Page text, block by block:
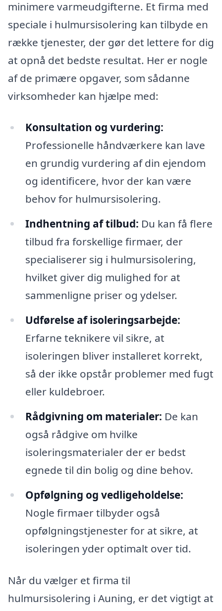
minimere varmeudgifterne. Et firma med
speciale i hulmursisolering kan tilbyde en
række tjenester, der gør det lettere for dig
at opnå det bedste resultat. Her er nogle
af de primære opgaver, som sådanne
virksomheder kan hjælpe med:
Konsultation og vurdering:
Professionelle håndværkere kan lave
en grundig vurdering af din ejendom
og identificere, hvor der kan være
behov for hulmursisolering.
Indhentning af tilbud: Du kan få flere
tilbud fra forskellige firmaer, der
specialiserer sig i hulmursisolering,
hvilket giver dig mulighed for at
sammenligne priser og ydelser.
Udførelse af isoleringsarbejde:
Erfarne teknikere vil sikre, at
isoleringen bliver installeret korrekt,
så der ikke opstår problemer med fugt
eller kuldebroer.
Rådgivning om materialer: De kan
også rådgive om hvilke
isoleringsmaterialer der er bedst
egnede til din bolig og dine behov.
Opfølgning og vedligeholdelse:
Nogle firmaer tilbyder også
opfølgningstjenester for at sikre, at
isoleringen yder optimalt over tid.
Når du vælger et firma til
hulmursisolering i Auning, er det vigtigt at